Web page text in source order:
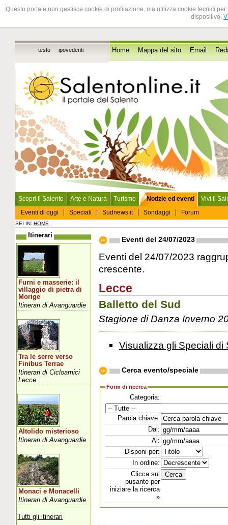
Questo portale non gestisce cookie di profilazione, ma utilizza cookie tecnici
dispositivo.
testo ipovedenti Home Mappa del sito Email
Scopri il Salento Arte e Natura Turismo
Notizie ed eventi
Eventi di oggi
Speciali Sudnews.it Sondaggi Forum
Vivi il
SEI IN:HOME
Eventi del 24/07/2023
Eventi del 24/07/2023
crescente.
Lecce
Balletto del Sud
Stagione di Danza Inverno
Visualizza gli Speciali di
Cerca evento/speciale
Form di ricerca
Categoria:
Parola chiave:
Dal:
Al:
Disponi per:
In ordine:
Clicca sul
pusante per
iniziare la ricerca
»
Itinerari
Furni e masserie: il
villaggio di pietra di
Morige
Itinerari di Avanguardie
Tra le serre verso
Finibus Terrae
Itinerari di Cicloamici
Lecce
Altolido misterioso
Itinerari di Avanguardie
Monaci e Monacelli
Itinerari di Avanguardie
Tutti gli itinerari